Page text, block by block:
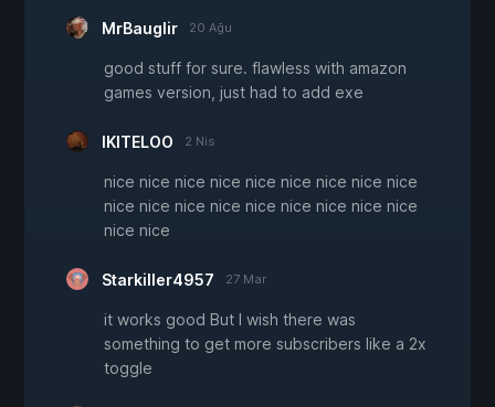
MrBauglir 20 Ağu
good stuff for sure. flawless with amazon
games version, just had to add exe
IKITELOO 2 Nis
nice nice nice nice nice nice nice nice nice
nice nice nice nice nice nice nice nice nice
nice nice
Starkiller4957 27 Mar
it works good But I wish there was
something to get more subscribers like a 2x
toggle